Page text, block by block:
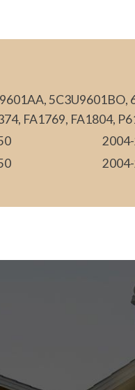
5C3U9601BO,
FA1769, FA1804,